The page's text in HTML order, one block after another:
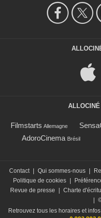
Filmstarts Allemagne
AdoroCinema Brésil
Contact Qui sommes-nous
Politique de cookies
Revue de presse
Charte
Retrouvez tous les horaires et